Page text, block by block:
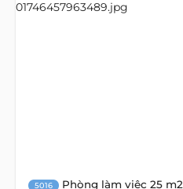
5016 Phòng làm việc 25 m2